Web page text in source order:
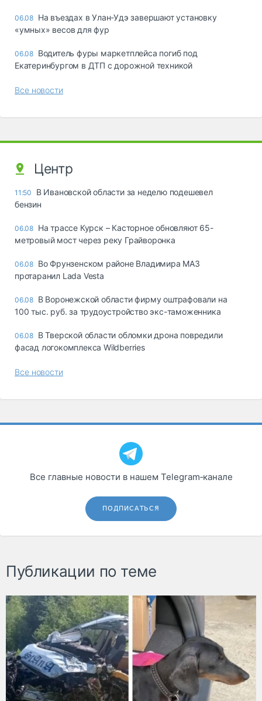
06.08 Ha въeздax в Улaн-Удэ зaвepшaют ycтaнoвкy
«yмныx» вecoв для фyp
06.08 Водитель фуры маркетплейса погиб под
Екатеринбургом в ДТП с дорожной техникой
Все новости
Центр
11:50
В Ивановской области за неделю подешевел
бензин
06.08 На трассе Курск – Касторное обновляют 65-
метровый мост через реку Грайворонка
06.08 Во Фрунзенском районе Владимира МАЗ
протаранил Lada Vesta
06.08 В Воронежской области фирму оштрафовали на
100 тыс. руб. за трудоустройство экс-таможенника
06.08 В Тверской области обломки дрона повредили
фасад логокомплекса Wildberries
Все новости
Все главные новости в нашем Telegram‑канале
ПОДПИСАТЬСЯ
Публикации по теме